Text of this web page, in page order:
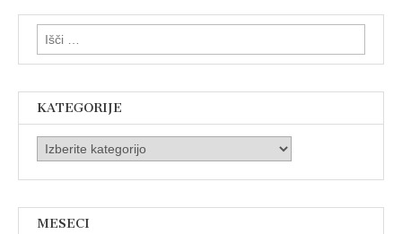
Išči:
KATEGORIJE
Kategorije
MESECI